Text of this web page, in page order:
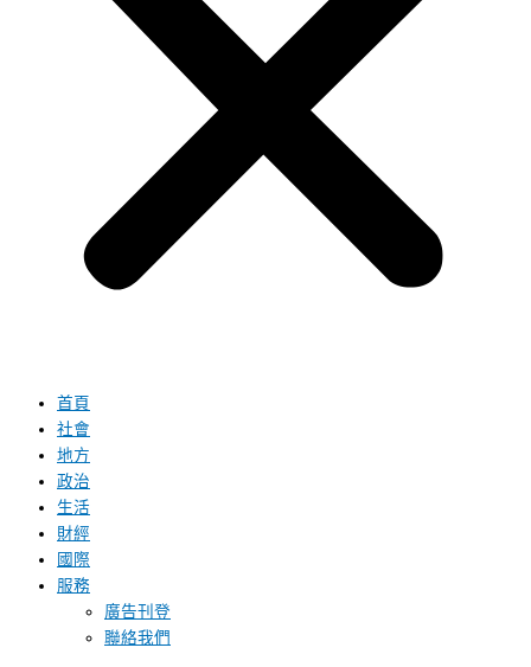
首頁
社會
地方
政治
生活
財經
國際
服務
廣告刊登
聯絡我們